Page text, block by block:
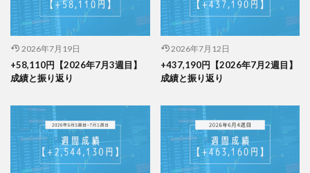
2026年7月19日
+58,110円【2026年7月3週目】
成績と振り返り
2026年7月12日
+437,190円【2026年7月2週目】
成績と振り返り